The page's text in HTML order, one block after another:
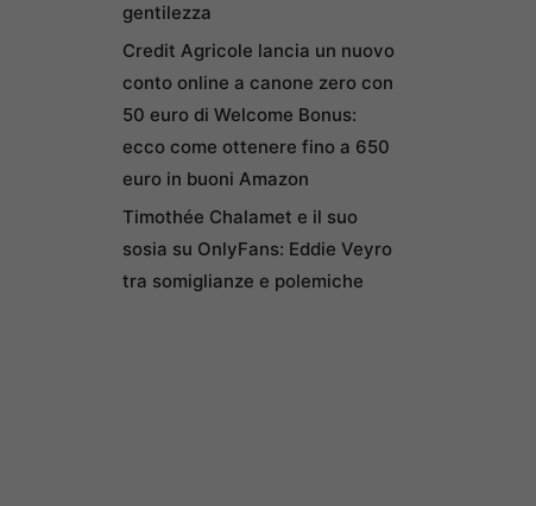
gentilezza
Credit Agricole lancia un nuovo
conto online a canone zero con
50 euro di Welcome Bonus:
ecco come ottenere fino a 650
euro in buoni Amazon
Timothée Chalamet e il suo
sosia su OnlyFans: Eddie Veyro
tra somiglianze e polemiche